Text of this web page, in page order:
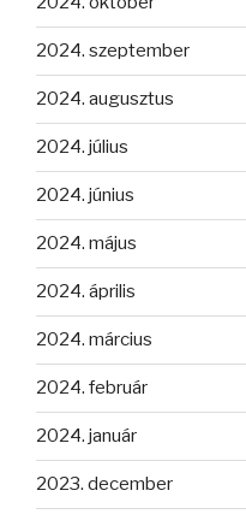
2024. szeptember
2024. augusztus
2024. július
2024. június
2024. május
2024. április
2024. március
2024. február
2024. január
2023. december